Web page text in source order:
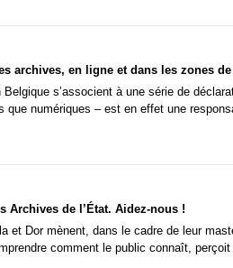
archives, en ligne et dans les zones
Belgique s’associent à une série de
que numériques – est en effet une
Archives de l’État. Aidez-nous !
et Dor mènent, dans le cadre de leur
comment le public connaît,